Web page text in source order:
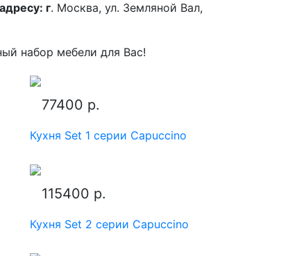
адресу: г. Москва, ул. Земляной Вал,
набор мебели для Вас!
77400 р.
Кухня Set 1 серии Capuccino
115400 р.
Кухня Set 2 серии Capuccino